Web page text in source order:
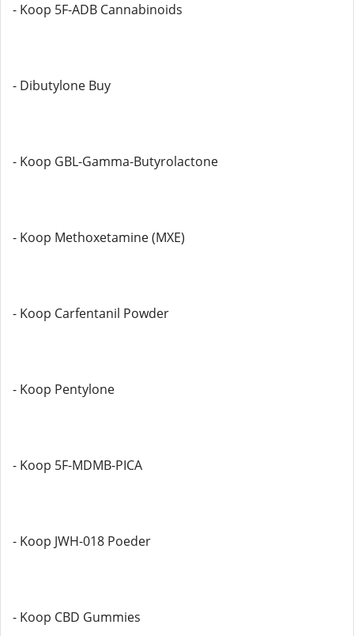
- Koop 5F-ADB Cannabinoids
- Dibutylone Buy
- Koop GBL-Gamma-Butyrolactone
- Koop Methoxetamine (MXE)
- Koop Carfentanil Powder
- Koop Pentylone
- Koop 5F-MDMB-PICA
- Koop JWH-018 Poeder
- Koop CBD Gummies